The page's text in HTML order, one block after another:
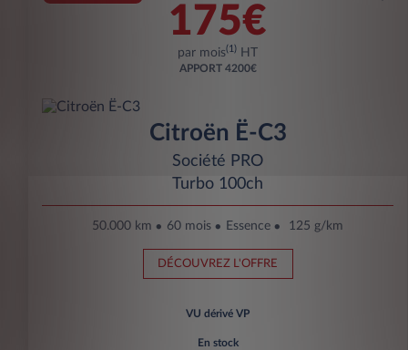
175€
par mois(1) HT
APPORT 4200€
Citroën Ë-C3
Société PRO
Turbo 100ch
50.000 km 60 mois Essence 125 g/km
DÉCOUVREZ L'OFFRE
VU dérivé VP
En stock